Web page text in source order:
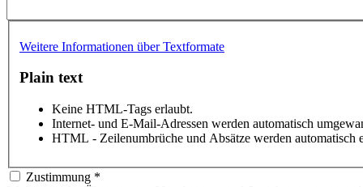
Weitere Informationen über Textformate
Plain text
Keine HTML-Tags erlaubt.
Internet- und E-Mail-Adressen werden automatisch
HTML - Zeilenumbrüche und Absätze werden automatisch
Zustimmung *